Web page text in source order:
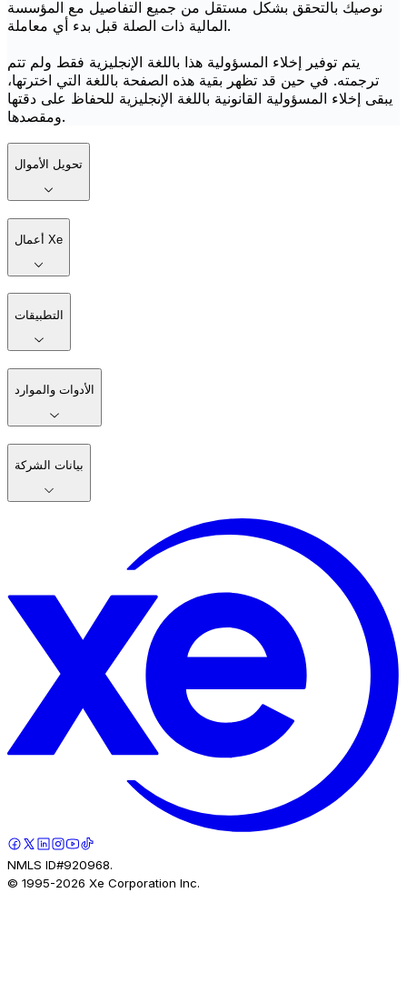
نوصيك بالتحقق بشكل مستقل من جميع التفاصيل مع المؤسسة
المالية ذات الصلة قبل بدء أي معاملة.
يتم توفير إخلاء المسؤولية هذا باللغة الإنجليزية فقط ولم تتم
ترجمته. في حين قد تظهر بقية هذه الصفحة باللغة التي اخترتها،
يبقى إخلاء المسؤولية القانونية باللغة الإنجليزية للحفاظ على دقتها
ومقصدها.
تحويل الأموال
أعمال Xe
التطبيقات
الأدوات والموارد
بيانات الشركة
NMLS ID#920968.
© 1995-2026 Xe Corporation Inc.